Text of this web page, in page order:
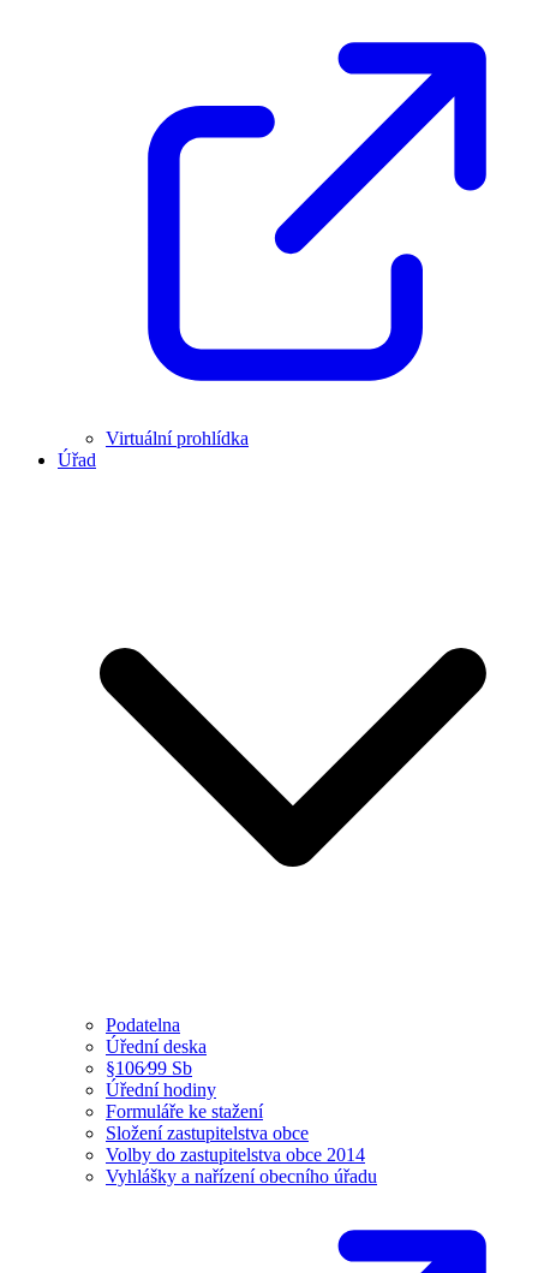
Virtuální prohlídka
Úřad
Podatelna
Úřední deska
§106⁄99 Sb
Úřední hodiny
Formuláře ke stažení
Složení zastupitelstva obce
Volby do zastupitelstva obce 2014
Vyhlášky a nařízení obecního úřadu